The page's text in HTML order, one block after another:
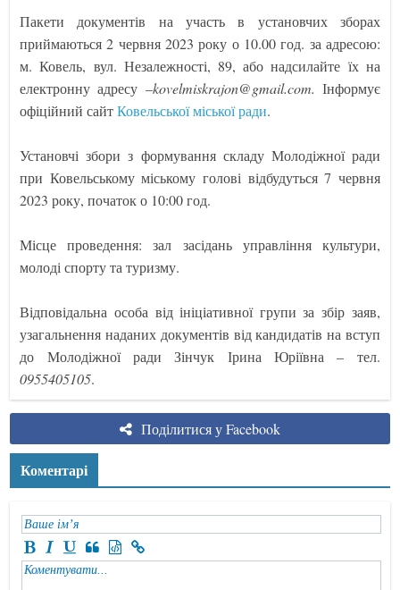
Пакети документів на участь в установчих зборах
приймаються 2 червня 2023 року о 10.00 год. за адресою:
м. Ковель, вул. Незалежності, 89, або надсилайте їх на
електронну адресу –kovelmiskrajon@gmail.com. Інформує
офіційний сайтКовельської міської ради.
Установчі збори з формування складу Молодіжної ради
при Ковельському міському голові відбудуться 7 червня
2023 року, початок о 10:00 год.
Місце проведення: зал засідань управління культури,
молоді спорту та туризму.
Відповідальна особа від ініціативної групи за збір заяв,
узагальнення наданих документів від кандидатів на вступ
до Молодіжної ради Зінчук Ірина Юріївна – тел.
0955405105.
Поділитися у Facebook
Коментарі